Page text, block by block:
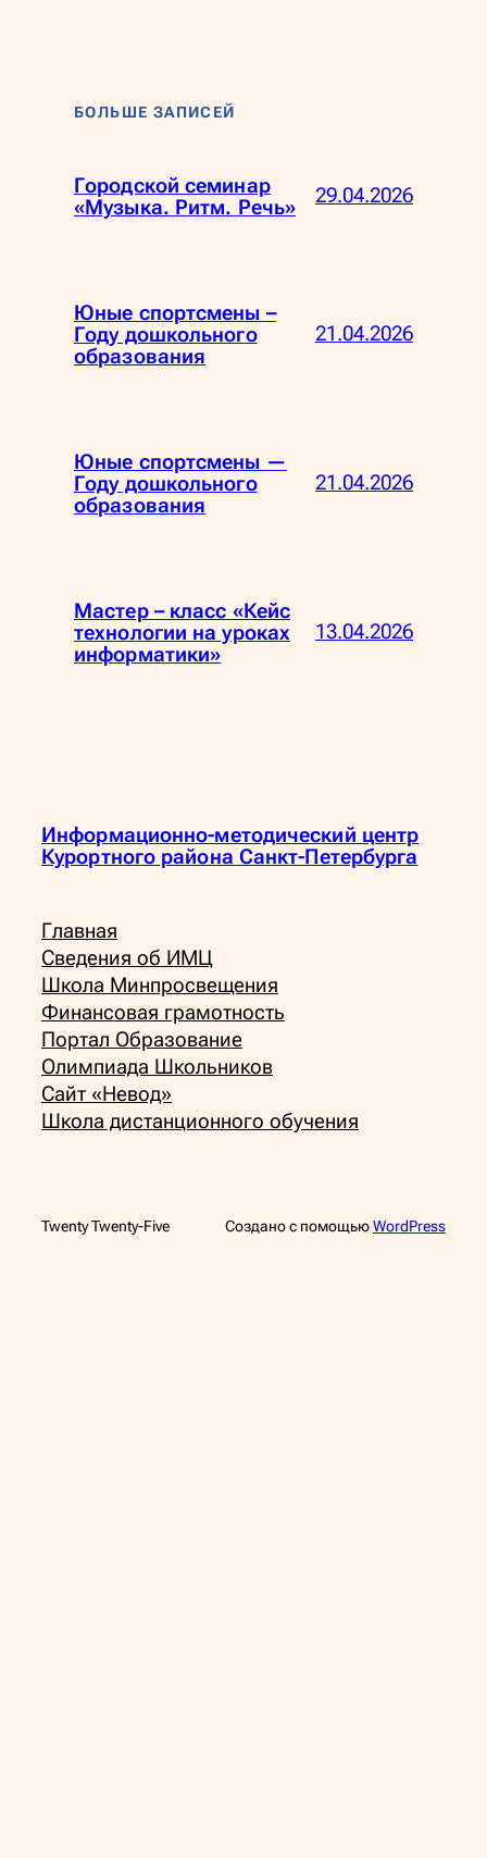
БОЛЬШЕ ЗАПИСЕЙ
Городской семинар
«Музыка. Ритм. Речь»
29.04.2026
Юные спортсмены –
Году дошкольного
образования
21.04.2026
Юные спортсмены —
Году дошкольного
образования
21.04.2026
Мастер – класс «Кейс
технологии на уроках
информатики»
13.04.2026
Информационно-методический центр
Курортного района Санкт-Петербурга
Главная
Сведения об ИМЦ
Школа Минпросвещения
Финансовая грамотность
Портал Образование
Олимпиада Школьников
Сайт «Невод»
Школа дистанционного обучения
Twenty Twenty-Five Создано с помощьюWordPress